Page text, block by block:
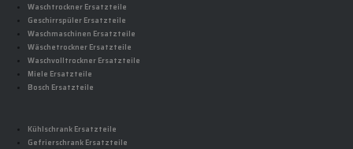
Waschtrockner Ersatzteile
Geschirrspüler Ersatzteile
Waschmaschinen Ersatzteile
Wäschetrockner Ersatzteile
Waschvolltrockner Ersatzteile
Miele Ersatzteile
Bosch Ersatzteile
Kühlschrank Ersatzteile
Gefrierschrank Ersatzteile